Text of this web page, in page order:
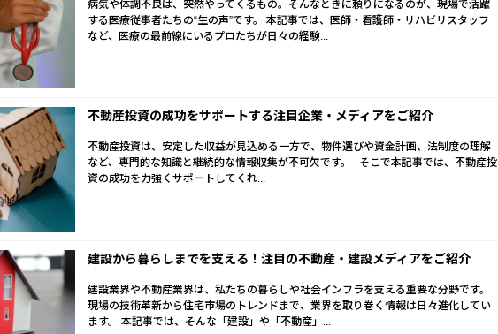
病気や体調不良は、突然やってくるもの。そんなときに頼りになるのが、現場で活躍
する医療従事者たちの“生の声”です。 本記事では、医師・看護師・リハビリスタッフ
など、医療の最前線にいるプロたちが日々の経験...
不動産投資の成功をサポートする注目企業・メディアをご紹介
不動産投資は、安定した収益が見込める一方で、物件選びや資金計画、法制度の理解
など、専門的な知識と継続的な情報収集が不可欠です。 そこで本記事では、不動産投
資の成功を力強くサポートしてくれ...
建設から暮らしまでを支える！注目の不動産・建設メディアをご紹介
建設業界や不動産業界は、私たちの暮らしや社会インフラを支える重要な分野です。
現場の技術革新から住宅市場のトレンドまで、業界を取り巻く情報は日々進化してい
ます。 本記事では、そんな「建設」や「不動産」...